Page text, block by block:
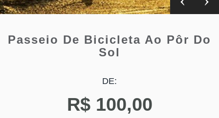
Passeio De Bicicleta Ao Pôr Do
Sol
DE:
R$100,00